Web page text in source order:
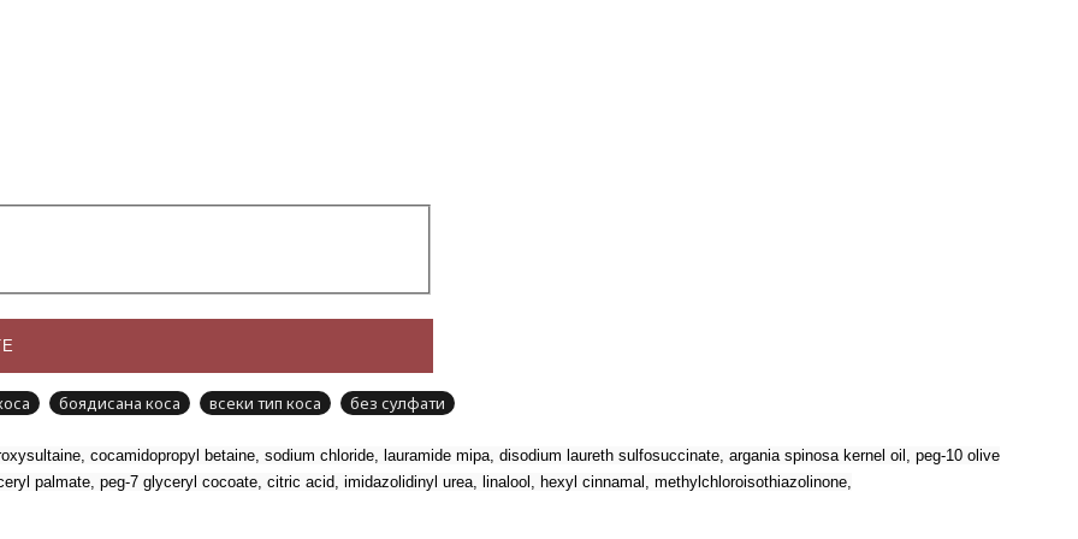
боядисана коса всеки тип коса без сулфати
cocamidopropyl betaine, sodium chloride, lauramide mipa, disodium laureth sulfosuccinate, argania spinosa kernel oil, peg-10 olive
palmate, peg-7 glyceryl cocoate, citric acid, imidazolidinyl urea, linalool, hexyl cinnamal, methylchloroisothiazolinone,